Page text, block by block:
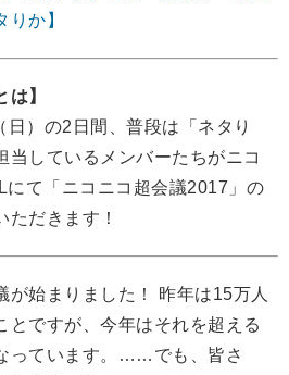
か】
は】
）の2日間、普段は「ネタり
当しているメンバーたちがニコ
にて「ニコニコ超会議2017」の
だきます！
始まりました！ 昨年は15万人
とですが、今年はそれを超える
っています。……でも、皆さ